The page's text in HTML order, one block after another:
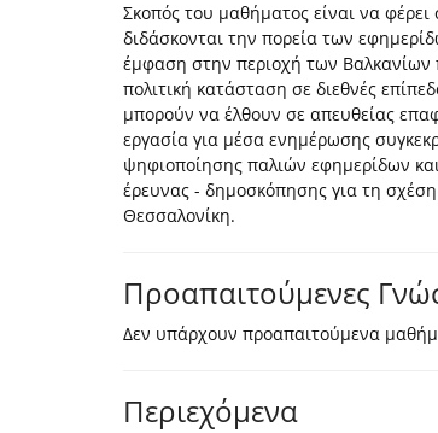
Σκοπός του μαθήματος είναι να
διδάσκονται την πορεία των
έμφαση στην περιοχή των Βαλκανίων
πολιτική κατάσταση σε διεθνές
μπορούν να έλθουν σε απευθείας
εργασία για μέσα ενημέρωσης
ψηφιοποίησης παλιών εφημερίδων
έρευνας - δημοσκόπησης για τη
Θεσσαλονίκη.
Προαπαιτούμενες
Δεν υπάρχουν προαπαιτούμενα
Περιεχόμενα